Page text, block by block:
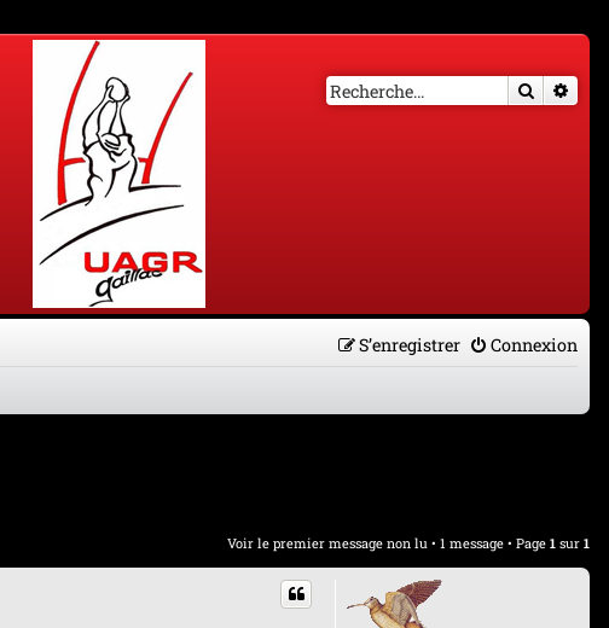
Connexion
S’enregistrer
Voir le premier message non lu • 1 message • Page 1 sur 1